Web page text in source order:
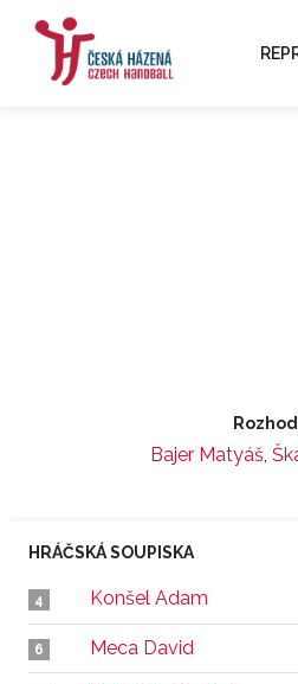
Bajer Matyáš,
HRÁČSKÁ SOUPISKA
4 Konšel Adam
6 Meca David